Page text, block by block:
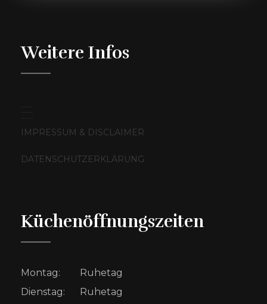
Weitere Infos
IMPRESSUM & DISCLAIMER
DATENSCHUTZERKLÄRUNG
Küchenöffnungszeiten
Montag:
Ruhetag
Dienstag:
Ruhetag